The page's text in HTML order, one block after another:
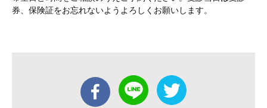
券、保険証をお忘れないようよろしくお願いします。